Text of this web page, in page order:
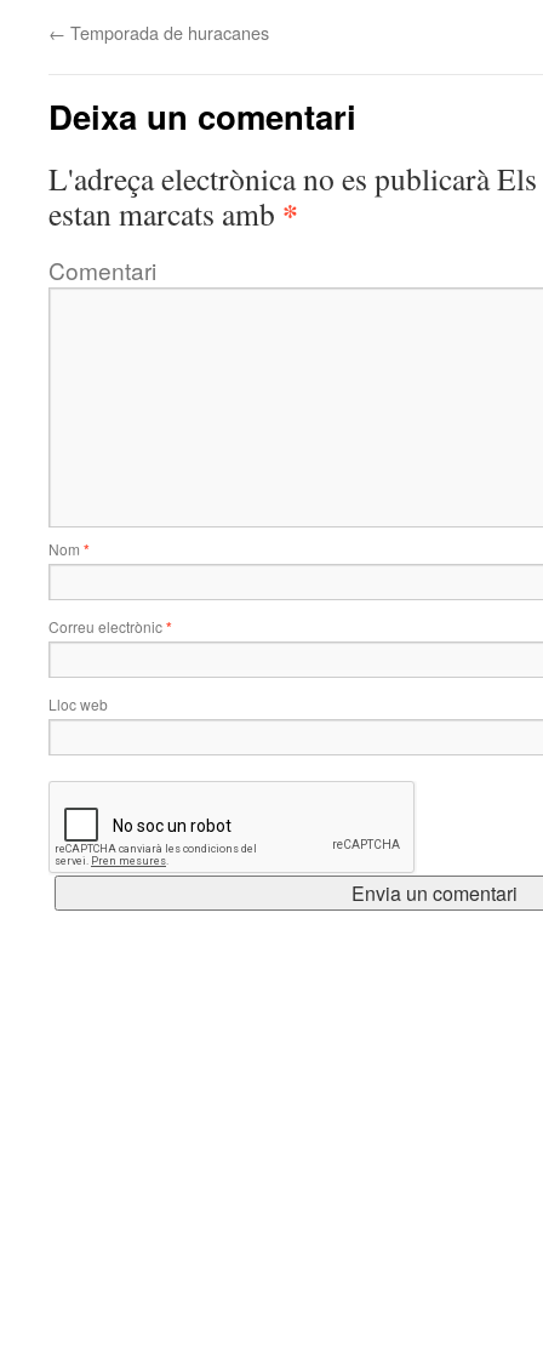
← Temporada de huracanes
Deixa un comentari
L'adreça electrònica no es publicaràEls
estan marcats amb *
Comentari
Nom *
Correu electrònic*
Lloc web